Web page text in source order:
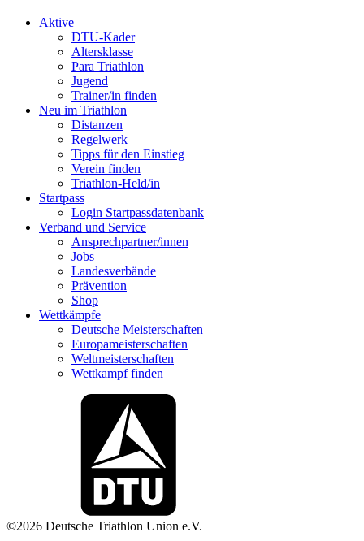
Aktive
DTU-Kader
Altersklasse
Para Triathlon
Jugend
Trainer/in finden
Neu im Triathlon
Distanzen
Regelwerk
Tipps für den Einstieg
Verein finden
Triathlon-Held/in
Startpass
Login Startpassdatenbank
Verband und Service
Ansprechpartner/innen
Jobs
Landesverbände
Prävention
Shop
Wettkämpfe
Deutsche Meisterschaften
Europameisterschaften
Weltmeisterschaften
Wettkampf finden
©2026 Deutsche Triathlon Union e.V.